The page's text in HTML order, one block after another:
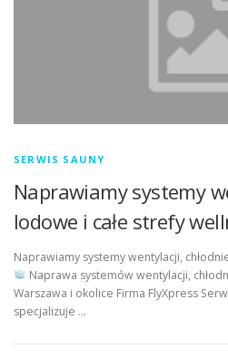
SERWIS SAUNY
Naprawiamy systemy
lodowe i całe strefy
Naprawiamy systemy wentylacji,
Naprawa systemów wentylacji,
Warszawa i okolice Firma FlyXpress
specjalizuje …